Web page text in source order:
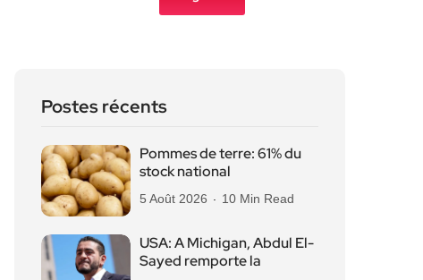
Postes récents
Pommes de terre: 61% du
stock national
5 Août 2026 10 Min Read
USA: A Michigan, Abdul El-
Sayed remporte la